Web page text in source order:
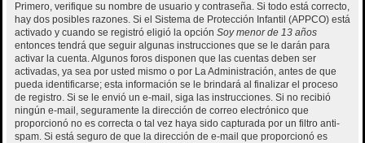
Primero, verifique su nombre de usuario y contraseña. Si todo está correcto,
hay dos posibles razones. Si el Sistema de Protección Infantil (APPCO) está
activado y cuando se registró eligió la opción Soy menor de 13 años
entonces tendrá que seguir algunas instrucciones que se le darán para
activar la cuenta. Algunos foros disponen que las cuentas deben ser
activadas, ya sea por usted mismo o por La Administración, antes de que
pueda identificarse; esta información se le brindará al finalizar el proceso
de registro. Si se le envió un e-mail, siga las instrucciones. Si no recibió
ningún e-mail, seguramente la dirección de correo electrónico que
proporcionó no es correcta o tal vez haya sido capturada por un filtro anti-
spam. Si está seguro de que la dirección de e-mail que proporcionó es